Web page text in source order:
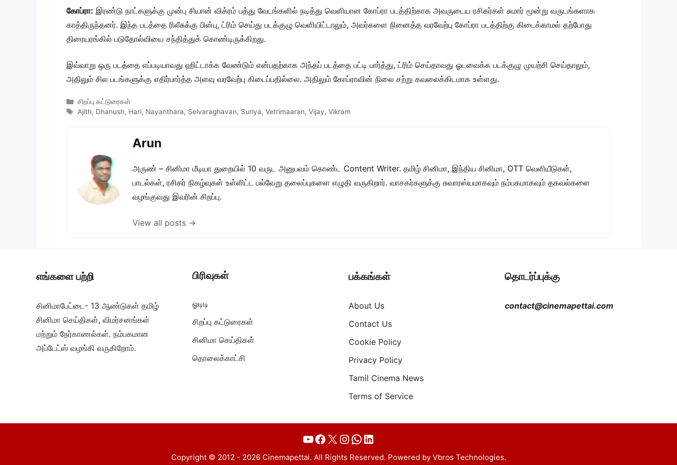
கோப்ரா: இரண்டு நாட்களுக்கு முன்பு சியான் விக்ரம் பத்து வேடங்களில் நடித்து வெளியான கோப்ரா படத்திற்காக அவருடைய ரசிகர்கள் சுமார் மூன்று வருடங்களாக
காத்திருந்தனர். இந்த படத்தை ரிலீசுக்கு பின்பு, ட்ரிம் செய்து படக்குழு வெளியிட்டாலும், அவர்களை நினைத்த வரவேற்பு கோப்ரா படத்திற்கு கிடைக்காமல் தற்போது
திரையரங்கில் படுதோல்வியை சந்தித்துக் கொண்டிருக்கிறது.
இவ்வாறு ஒரு படத்தை எப்படியாவது ஹிட்டாக்க வேண்டும் என்பதற்காக அந்தப் படத்தை பட்டி பார்த்து, ட்ரிம் செய்தாவது ஓடவைக்க படக்குழு முயற்சி செய்தாலும்,
அதிலும் சில படங்களுக்கு எதிர்பார்த்த அளவு வரவேற்பு கிடைப்பதில்லை. அதிலும் கோப்ராவின் நிலை சற்று கவலைக்கிடமாக உள்ளது.
Categories
சிறப்பு கட்டுரைகள்
Tags
Ajith, Dhanush, Hari, Nayanthara, Selvaraghavan, Suriya, Vetrimaaran, Vijay, Vikram
Arun
அருண் – சினிமா மீடியா துறையில் 10 வருட அனுபவம் கொண்ட Content Writer. தமிழ் சினிமா, இந்திய சினிமா, OTT வெளியீடுகள்,
பாடல்கள், ரசிகர் நிகழ்வுகள் உள்ளிட்ட பல்வேறு தலைப்புகளை எழுதி வருகிறார். வாசகர்களுக்கு சுவாரஸ்யமாகவும் நம்பகமாகவும் தகவல்களை
வழங்குவது இவரின் சிறப்பு.
View all posts →
எங்களை பற்றி
சினிமாபேட்டை- 13 ஆண்டுகள் தமிழ்
சினிமா செய்திகள், விமர்சனங்கள்
மற்றும் நேர்காணல்கள். நம்பகமான
அப்டேட்ஸ் வழங்கி வருகிறோம்.
பிரிவுகள்
ஓடிடி
சிறப்பு கட்டுரைகள்
சினிமா செய்திகள்
தொலைக்காட்சி
பக்கங்கள்
About Us
Contact Us
Cookie Policy
Privacy Policy
Tamil Cinema News
Terms of Service
தொடர்ப்புக்கு
contact@cinemapettai.com
YouTube
Facebook
X Instagram
WhatsApp
LinkedIn
Copyright © 2012 - 2026 Cinemapettai. All Rights Reserved. Powered by Vbros Technologies.